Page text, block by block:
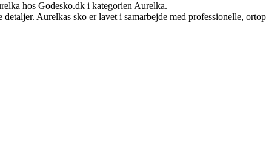
hos Godesko.dk i kategorien Aurelka.
Aurelkas sko er lavet i samarbejde med professionelle,